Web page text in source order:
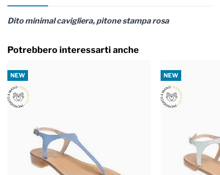
Dito minimal cavigliera, pitone stampa rosa
Potrebbero interessarti anche
NEW NEW